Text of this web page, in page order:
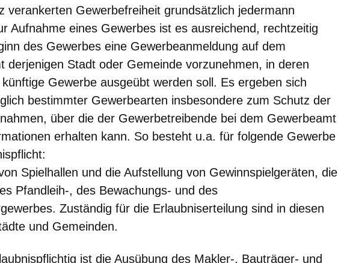
verankerten Gewerbefreiheit grundsätzlich jedermann
Aufnahme eines Gewerbes ist es ausreichend, rechtzeitig
des Gewerbes eine Gewerbeanmeldung auf dem
derjenigen Stadt oder Gemeinde vorzunehmen, in deren
Gewerbe ausgeübt werden soll. Es ergeben sich
bestimmter Gewerbearten insbesondere zum Schutz der
über die der Gewerbetreibende bei dem Gewerbeamt
erhalten kann. So besteht u.a. für folgende Gewerbe
Spielhallen und die Aufstellung von Gewinnspielgeräten, die
Pfandleih-, des Bewachungs- und des
Zuständig für die Erlaubniserteilung sind in diesen
und Gemeinden.
ist die Ausübung des Makler-, Bauträger- und